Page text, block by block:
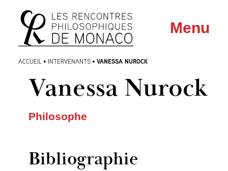
Aller
au
menu
Aller au
contenu
Menu
ACCUEIL • INTERVENANTS • VANESSA NUROCK
Vanessa Nurock
Philosophe
Bibliographie